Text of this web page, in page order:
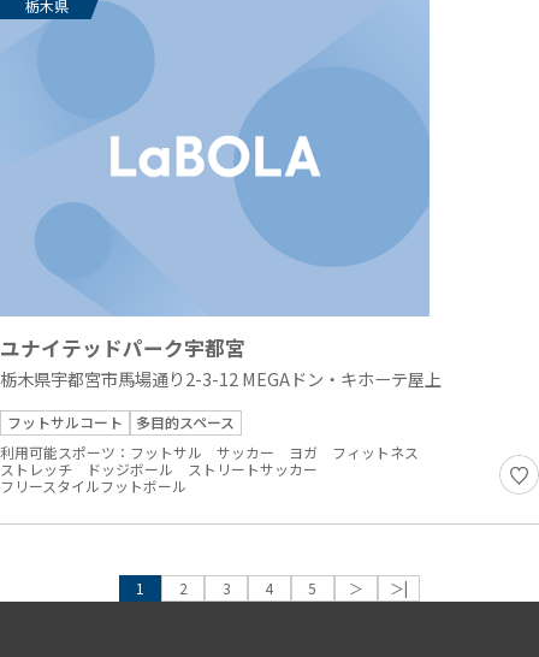
栃木県
ユナイテッドパーク宇都宮
栃木県宇都宮市馬場通り2-3-12 MEGAドン・キホーテ屋上
フットサルコート
多目的スペース
利用可能スポーツ： フットサル サッカー ヨガ
フィットネス
ストレッチ
ドッジボール
ストリートサッカー
フリースタイルフットボール
1 2 3 4 5 ＞ ＞|